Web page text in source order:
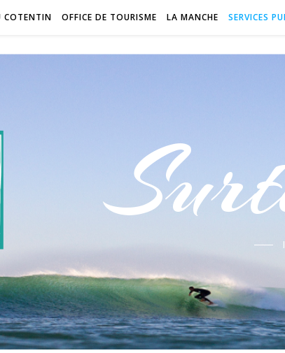
COTENTIN OFFICE DE TOURISME LA MANCHE SERVICES